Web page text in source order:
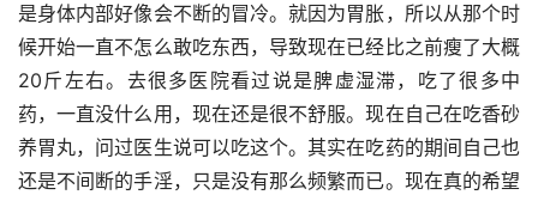
是身体内部好像会不断的冒冷。就因为胃胀，所以从那个时
候开始一直不怎么敢吃东西，导致现在已经比之前瘦了大概
20斤左右。去很多医院看过说是脾虚湿滞，吃了很多中
药，一直没什么用，现在还是很不舒服。现在自己在吃香砂
养胃丸，问过医生说可以吃这个。其实在吃药的期间自己也
还是不间断的手淫，只是没有那么频繁而已。现在真的希望